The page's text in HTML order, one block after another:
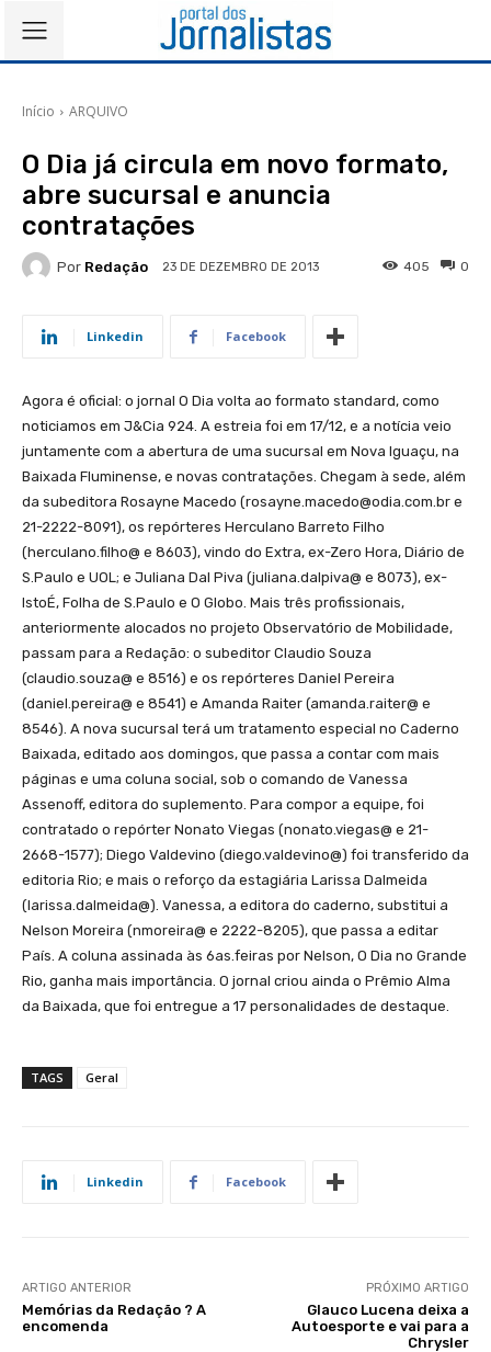
Início ARQUIVO
O Dia já circula em novo formato,
abre sucursal e anuncia
contratações
Por Redação 23 DE DEZEMBRO DE 2013 0
405
Linkedin Facebook
Agora é oficial: o jornal O Dia volta ao formato standard, como
noticiamos em J&Cia 924. A estreia foi em 17/12, e a notícia veio
juntamente com a abertura de uma sucursal em Nova Iguaçu, na
Baixada Fluminense, e novas contratações. Chegam à sede, além
da subeditora Rosayne Macedo (rosayne.macedo@odia.com.br e
21-2222-8091), os repórteres Herculano Barreto Filho
(herculano.filho@ e 8603), vindo do Extra, ex-Zero Hora, Diário de
S.Paulo e UOL; e Juliana Dal Piva (juliana.dalpiva@ e 8073), ex-
IstoÉ, Folha de S.Paulo e O Globo. Mais três profissionais,
anteriormente alocados no projeto Observatório de Mobilidade,
passam para a Redação: o subeditor Claudio Souza
(claudio.souza@ e 8516) e os repórteres Daniel Pereira
(daniel.pereira@ e 8541) e Amanda Raiter (amanda.raiter@ e
8546). A nova sucursal terá um tratamento especial no Caderno
Baixada, editado aos domingos, que passa a contar com mais
páginas e uma coluna social, sob o comando de Vanessa
Assenoff, editora do suplemento. Para compor a equipe, foi
contratado o repórter Nonato Viegas (nonato.viegas@ e 21-
2668-1577); Diego Valdevino (diego.valdevino@) foi transferido da
editoria Rio; e mais o reforço da estagiária Larissa Dalmeida
(larissa.dalmeida@). Vanessa, a editora do caderno, substitui a
Nelson Moreira (nmoreira@ e 2222-8205), que passa a editar
País. A coluna assinada às 6as.feiras por Nelson, O Dia no Grande
Rio, ganha mais importância. O jornal criou ainda o Prêmio Alma
da Baixada, que foi entregue a 17 personalidades de destaque.
TAGS Geral
Linkedin Facebook
ARTIGO ANTERIOR
Memórias da Redação ? A
encomenda
PRÓXIMO ARTIGO
Glauco Lucena deixa a
Autoesporte e vai para a
Chrysler